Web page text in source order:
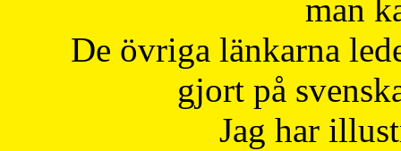
man
De övriga länkarna
gjort på
Jag har